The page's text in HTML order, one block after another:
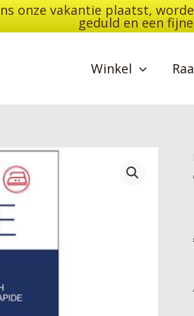
onze vakantie plaatst,
geduld en een
Winkel